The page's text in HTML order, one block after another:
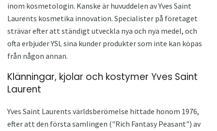
inom kosmetologin. Kanske är huvuddelen av Yves Saint
Laurents kosmetika innovation. Specialister på företaget
strävar efter att ständigt utveckla nya och nya medel, och
ofta erbjuder YSL sina kunder produkter som inte kan köpas
från någon annan.
Klänningar, kjolar och kostymer Yves Saint
Laurent
Yves Saint Laurents världsberömelse hittade honom 1976,
efter att den första samlingen ("Rich Fantasy Peasant") av